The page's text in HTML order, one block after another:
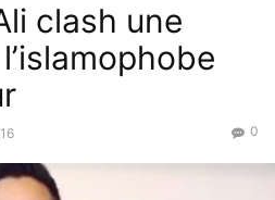
clash une
0